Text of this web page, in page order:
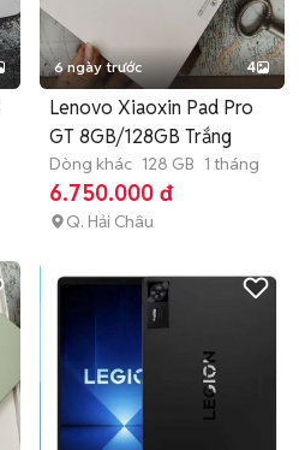
6 ngày trước 4
Lenovo Xiaoxin Pad Pro
GT 8GB/128GB Trắng
Dòng khác 128 GB 1 tháng
6.750.000 đ
Q. Hải Châu